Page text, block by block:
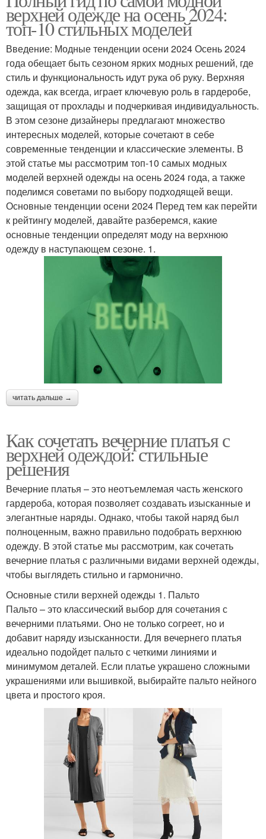
верхней одежде на осень 2024:
топ-10 стильных моделей
Введение: Модные тенденции осени 2024 Осень 2024
года обещает быть сезоном ярких модных решений, где
стиль и функциональность идут рука об руку. Верхняя
одежда, как всегда, играет ключевую роль в гардеробе,
защищая от прохлады и подчеркивая индивидуальность.
В этом сезоне дизайнеры предлагают множество
интересных моделей, которые сочетают в себе
современные тенденции и классические элементы. В
этой статье мы рассмотрим топ-10 самых модных
моделей верхней одежды на осень 2024 года, а также
поделимся советами по выбору подходящей вещи.
Основные тенденции осени 2024 Перед тем как перейти
к рейтингу моделей, давайте разберемся, какие
основные тенденции определят моду на верхнюю
одежду в наступающем сезоне. 1.
читать дальше →
Как сочетать вечерние платья с
верхней одеждой: стильные
решения
Вечерние платья – это неотъемлемая часть женского
гардероба, которая позволяет создавать изысканные и
элегантные наряды. Однако, чтобы такой наряд был
полноценным, важно правильно подобрать верхнюю
одежду. В этой статье мы рассмотрим, как сочетать
вечерние платья с различными видами верхней одежды,
чтобы выглядеть стильно и гармонично.
Основные стили верхней одежды 1. Пальто
Пальто – это классический выбор для сочетания с
вечерними платьями. Оно не только согреет, но и
добавит наряду изысканности. Для вечернего платья
идеально подойдет пальто с четкими линиями и
минимумом деталей. Если платье украшено сложными
украшениями или вышивкой, выбирайте пальто нейного
цвета и простого кроя.